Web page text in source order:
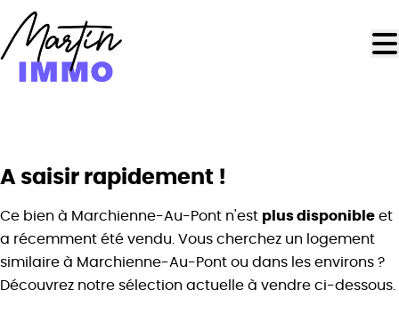
Aller au contenu principal
OPTION
A saisir rapidement !
Ce bien à Marchienne-Au-Pont n'est plus disponible et
a récemment été vendu. Vous cherchez un logement
similaire à Marchienne-Au-Pont ou dans les environs ?
Découvrez notre sélection actuelle à vendre ci-dessous.